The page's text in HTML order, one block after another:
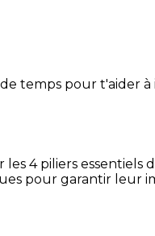
temps pour t'aider
4 piliers essentiels
pour garantir leur